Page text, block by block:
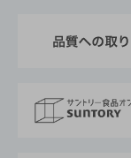
採用情報